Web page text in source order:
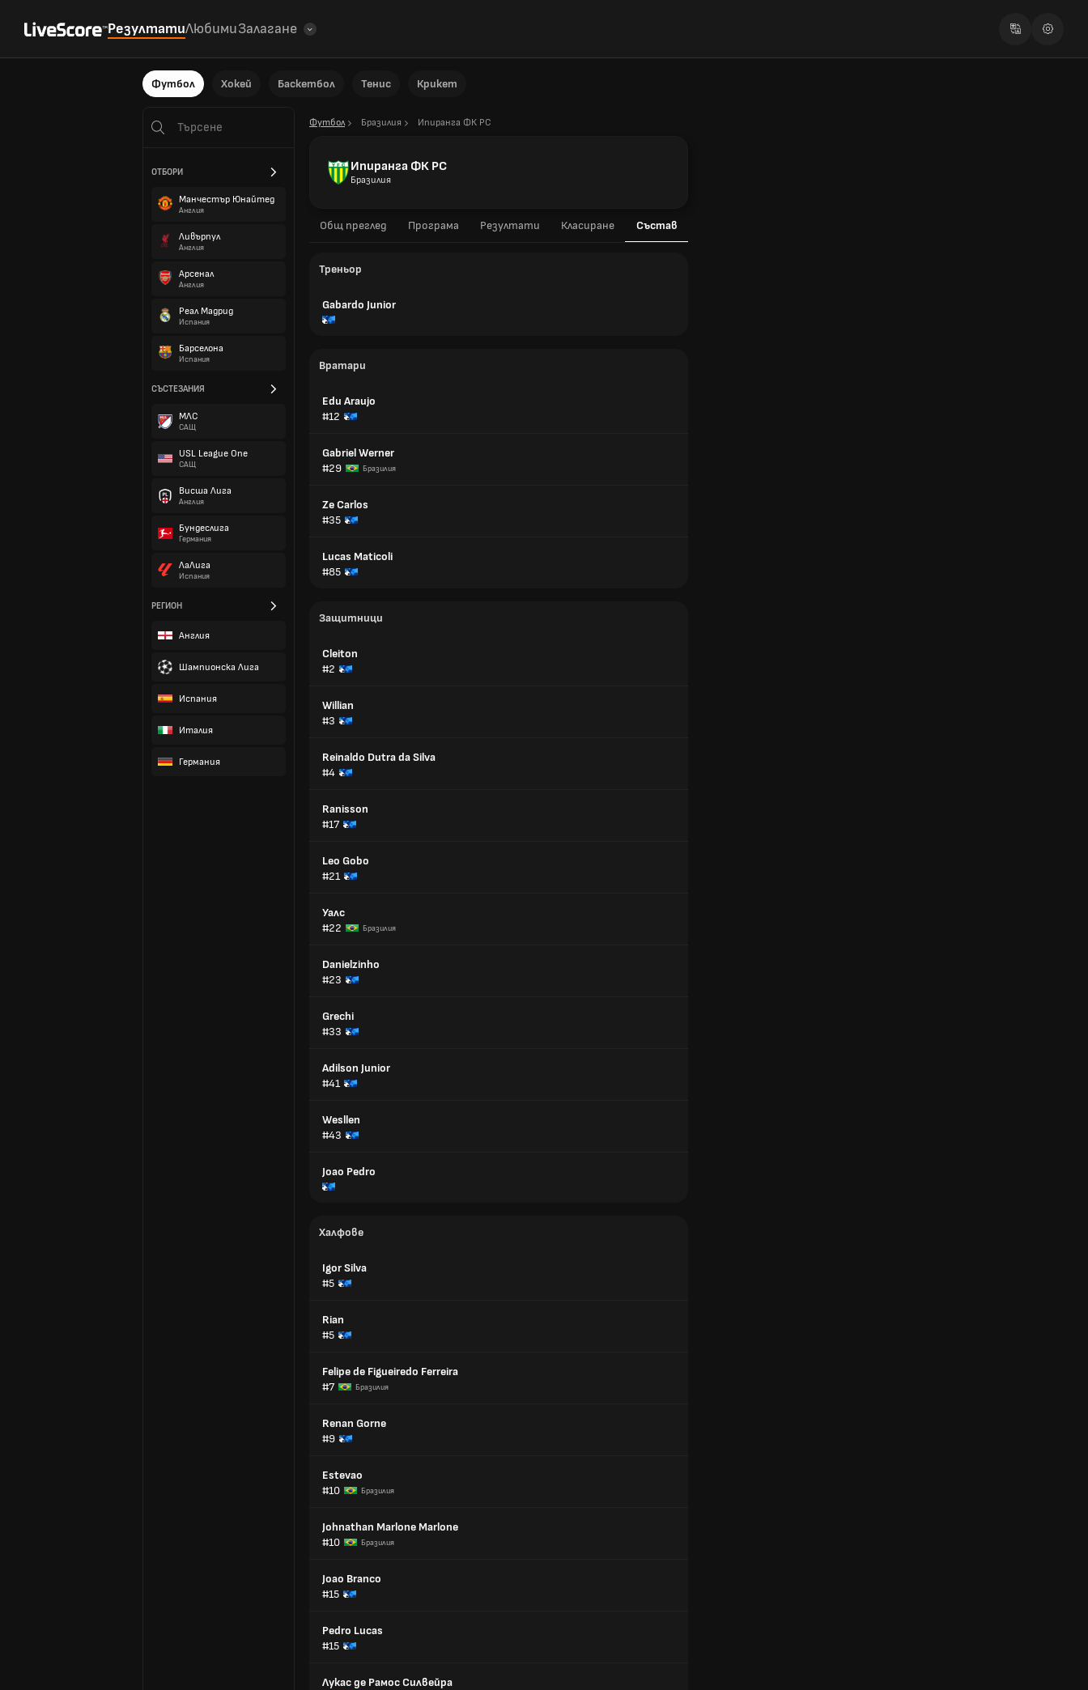
РезултатиЛюбимиЗалагане
Футбол Хокей Баскетбол Тенис Крикет
ОТБОРИ
Манчестър Юнайтед
Англия
Ливърпул
Англия
Арсенал
Англия
Реал Мадрид
Испания
Барселона
Испания
СЪСТЕЗАНИЯ
МЛС
САЩ
USL League One
САЩ
Висша Лига
Англия
Бундеслига
Германия
ЛаЛига
Испания
РЕГИОН
Англия
Шампионска Лига
Испания
Италия
Германия
Футбол Бразилия Ипиранга ФК РС
Ипиранга ФК РС
Бразилия
Общ преглед Програма Резултати Класиране Състав
Треньор
Gabardo Junior
Вратари
Edu Araujo
#12
Gabriel Werner
#29
Бразилия
Ze Carlos
#35
Lucas Maticoli
#85
Защитници
Cleiton
#2
Willian
#3
Reinaldo Dutra da Silva
#4
Ranisson
#17
Leo Gobo
#21
Уалс
#22
Бразилия
Danielzinho
#23
Grechi
#33
Adilson Junior
#41
Wesllen
#43
Joao Pedro
Халфове
Igor Silva
#5
Rian
#5
Felipe de Figueiredo Ferreira
#7
Бразилия
Renan Gorne
#9
Estevao
#10
Бразилия
Johnathan Marlone Marlone
#10
Бразилия
Joao Branco
#15
Pedro Lucas
#15
Лукас де Рамос Силвейра